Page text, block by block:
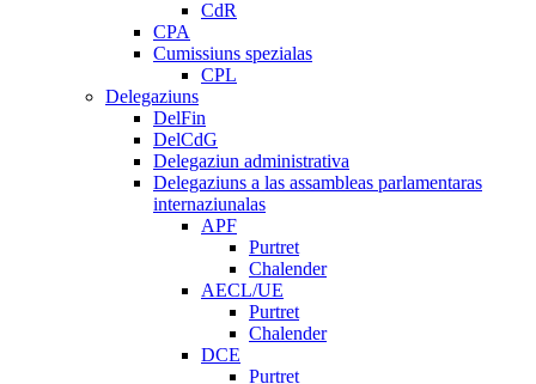
CdR
CPA
Cumissiuns spezialas
CPL
Delegaziuns
DelFin
DelCdG
Delegaziun administrativa
Delegaziuns a las assambleas parlamentaras
internaziunalas
APF
Purtret
Chalender
AECL/UE
Purtret
Chalender
DCE
Purtret